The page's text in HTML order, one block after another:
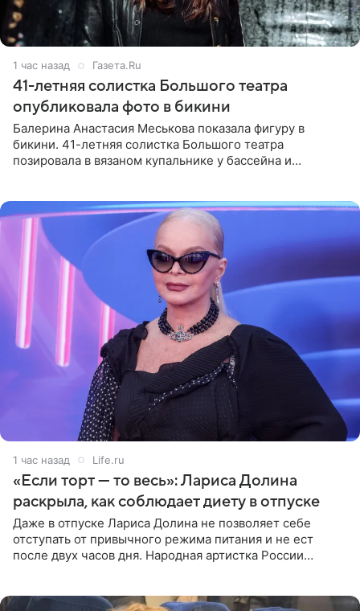
1 час назад Газета.Ru
41-летняя солистка Большого театра
опубликовала фото в бикини
Балерина Анастасия Меськова показала фигуру в
бикини. 41-летняя солистка Большого театра
позировала в вязаном купальнике у бассейна и
1 час назад Life.ru
«Если торт — то весь»: Лариса Долина
раскрыла, как соблюдает диету в отпуске
Даже в отпуске Лариса Долина не позволяет себе
отступать от привычного режима питания и не ест
после двух часов дня. Народная артистка России